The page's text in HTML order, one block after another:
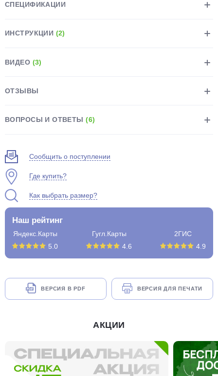
СПЕЦИФИКАЦИИ
ИНСТРУКЦИИ (2)
ВИДЕО (3)
ОТЗЫВЫ
ВОПРОСЫ И ОТВЕТЫ(6)
Сообщить о поступлении
Где купить?
Как выбрать размер?
Наш рейтинг
Яндекс.Карты
5.0
Гугл.Карты
4.6
2ГИС
4.9
ВЕРСИЯ В PDF ВЕРСИЯ ДЛЯ ПЕЧАТИ
АКЦИИ